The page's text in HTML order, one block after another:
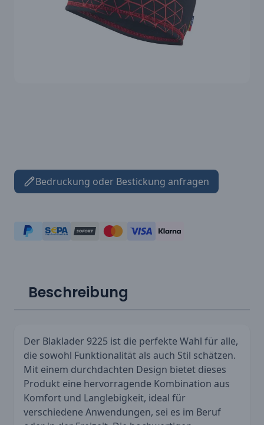
Bedruckung oder Bestickung anfragen
Beschreibung
Der Blaklader 9225 ist die perfekte Wahl für alle,
die sowohl Funktionalität als auch Stil schätzen.
Mit einem durchdachten Design bietet dieses
Produkt eine hervorragende Kombination aus
Komfort und Langlebigkeit, ideal für
verschiedene Anwendungen, sei es im Beruf